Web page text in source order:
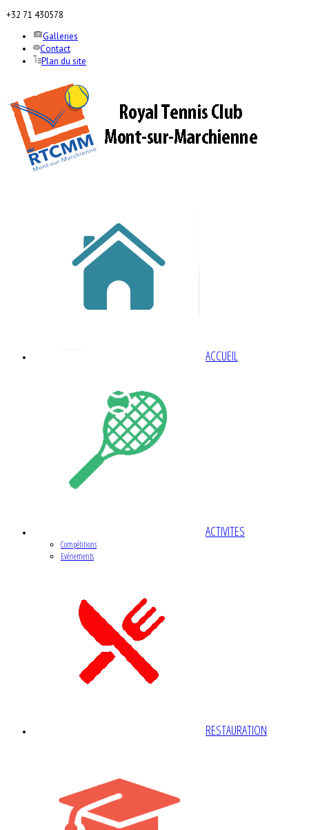
+32 71 430578
Galleries
Contact
Plan du site
ACCUEIL
ACTIVITES
Compétitions
Evénements
RESTAURATION